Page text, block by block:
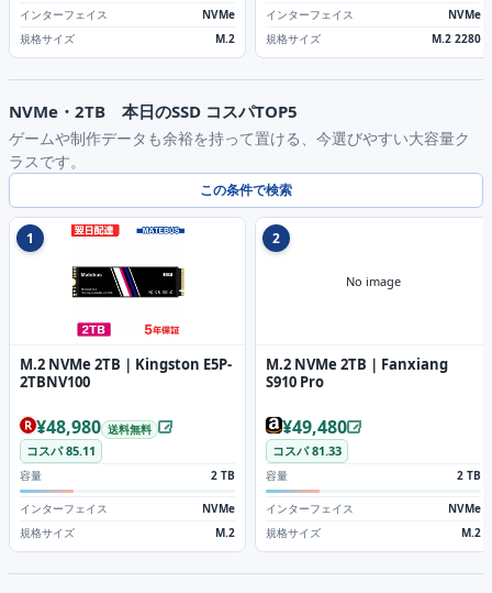
インターフェイス
NVMe
規格サイズ
M.2
インターフェイス
NVMe
規格サイズ
M.2 2280
NVMe・2TB 本日のSSD コスパTOP5
ゲームや制作データも余裕を持って置ける、今選びやすい大容量ク
ラスです。
この条件で検索
1
M.2 NVMe 2TB｜Kingston E5P-
2TBNV100
¥48,980 送料無料
コスパ 85.11
容量 2 TB
インターフェイス
NVMe
規格サイズ
M.2
2
No image
M.2 NVMe 2TB｜Fanxiang
S910 Pro
¥49,480
コスパ 81.33
容量 2 TB
インターフェイス
NVMe
規格サイズ
M.2